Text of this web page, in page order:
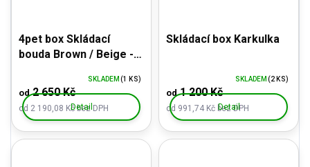
4pet box Skládací
bouda Brown / Beige -
výbavou, zesílené dno
od 2 190,08 Kč bez DPH
od2 650 Kč
SKLADEM (1 KS)
Detail
Skládací box Karkulka
od 991,74 Kč bez DPH
od1 200 Kč
SKLADEM (2 KS)
Detail